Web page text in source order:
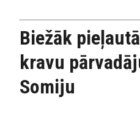
Biežāk
kravu
Somiju